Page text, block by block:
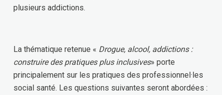
plusieurs addictions.
La thématique retenue « Drogue, alcool, addictions :
construire des pratiques plus inclusives» porte
principalement sur les pratiques des professionnel·les
social santé. Les questions suivantes seront abordées :